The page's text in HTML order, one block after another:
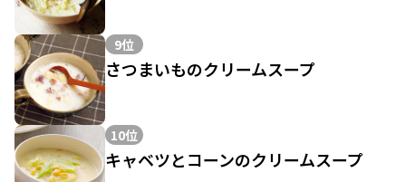
9位
さつまいものクリームスープ
10位
キャベツとコーンのクリームスープ